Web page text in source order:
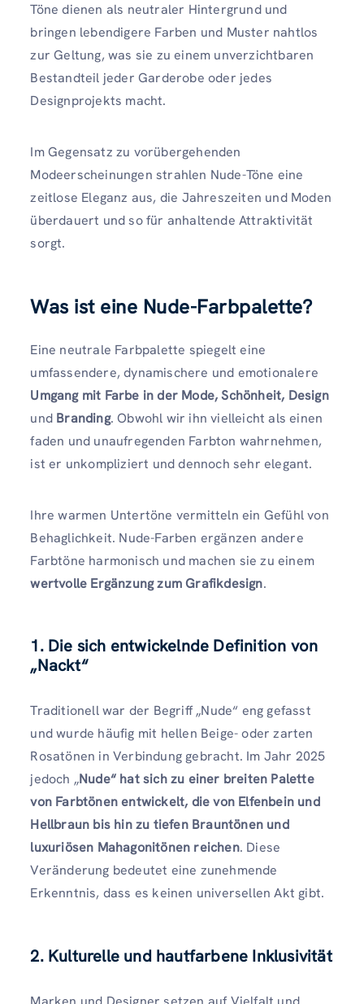
Töne dienen als neutraler Hintergrund und
bringen lebendigere Farben und Muster nahtlos
zur Geltung, was sie zu einem unverzichtbaren
Bestandteil jeder Garderobe oder jedes
Designprojekts macht.
Im Gegensatz zu vorübergehenden
Modeerscheinungen strahlen Nude-Töne eine
zeitlose Eleganz aus, die Jahreszeiten und Moden
überdauert und so für anhaltende Attraktivität
sorgt.
Was ist eine Nude-Farbpalette?
Eine neutrale Farbpalette spiegelt eine
umfassendere, dynamischere und emotionalere
Umgang mit Farbe in der Mode, Schönheit, Design
und Branding. Obwohl wir ihn vielleicht als einen
faden und unaufregenden Farbton wahrnehmen,
ist er unkompliziert und dennoch sehr elegant.
Ihre warmen Untertöne vermitteln ein Gefühl von
Behaglichkeit. Nude-Farben ergänzen andere
Farbtöne harmonisch und machen sie zu einem
wertvolle Ergänzung zum Grafikdesign.
1. Die sich entwickelnde Definition von
„Nackt“
Traditionell war der Begriff „Nude“ eng gefasst
und wurde häufig mit hellen Beige- oder zarten
Rosatönen in Verbindung gebracht. Im Jahr 2025
jedoch „Nude“ hat sich zu einer breiten Palette
von Farbtönen entwickelt, die von Elfenbein und
Hellbraun bis hin zu tiefen Brauntönen und
luxuriösen Mahagonitönen reichen. Diese
Veränderung bedeutet eine zunehmende
Erkenntnis, dass es keinen universellen Akt gibt.
2. Kulturelle und hautfarbene Inklusivität